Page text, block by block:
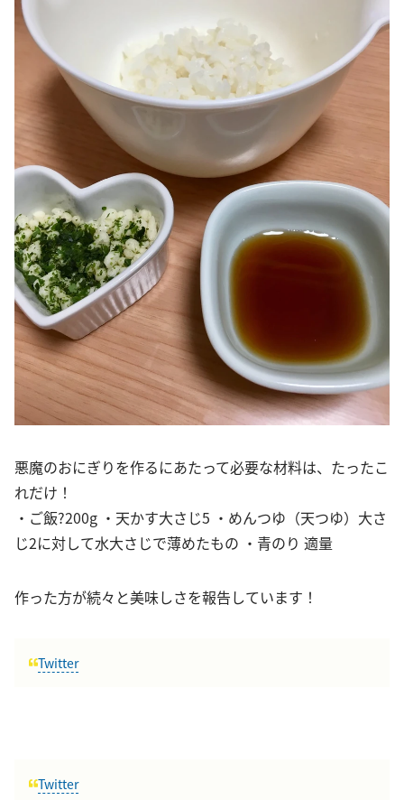
悪魔のおにぎりを作るにあたって必要な材料は、たったこ
れだけ！
・ご飯?200g ・天かす大さじ5 ・めんつゆ（天つゆ）大さ
じ2に対して水大さじで薄めたもの ・青のり 適量
作った方が続々と美味しさを報告しています！
Twitter
Twitter